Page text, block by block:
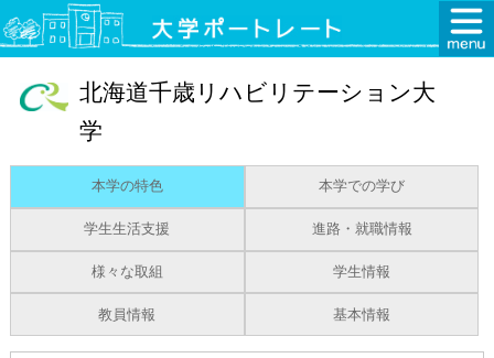
北海道千歳リハビリテーション大
学
本学の特色 本学での学び
学生生活支援 進路・就職情報
様々な取組 学生情報
教員情報 基本情報